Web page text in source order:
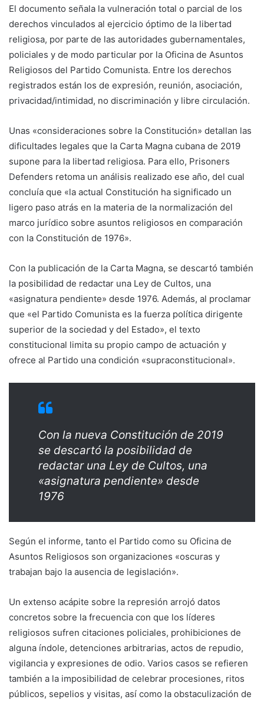
El documento señala la vulneración total o parcial de los
derechos vinculados al ejercicio óptimo de la libertad
religiosa, por parte de las autoridades gubernamentales,
policiales y de modo particular por la Oficina de Asuntos
Religiosos del Partido Comunista. Entre los derechos
registrados están los de expresión, reunión, asociación,
privacidad/intimidad, no discriminación y libre circulación.
Unas «consideraciones sobre la Constitución» detallan las
dificultades legales que la Carta Magna cubana de 2019
supone para la libertad religiosa. Para ello, Prisoners
Defenders retoma un análisis realizado ese año, del cual
concluía que «la actual Constitución ha significado un
ligero paso atrás en la materia de la normalización del
marco jurídico sobre asuntos religiosos en comparación
con la Constitución de 1976».
Con la publicación de la Carta Magna, se descartó también
la posibilidad de redactar una Ley de Cultos, una
«asignatura pendiente» desde 1976. Además, al proclamar
que «el Partido Comunista es la fuerza política dirigente
superior de la sociedad y del Estado», el texto
constitucional limita su propio campo de actuación y
ofrece al Partido una condición «supraconstitucional».
Con la nueva Constitución de 2019
se descartó la posibilidad de
redactar una Ley de Cultos, una
«asignatura pendiente» desde
1976
Según el informe, tanto el Partido como su Oficina de
Asuntos Religiosos son organizaciones «oscuras y
trabajan bajo la ausencia de legislación».
Un extenso acápite sobre la represión arrojó datos
concretos sobre la frecuencia con que los líderes
religiosos sufren citaciones policiales, prohibiciones de
alguna índole, detenciones arbitrarias, actos de repudio,
vigilancia y expresiones de odio. Varios casos se refieren
también a la imposibilidad de celebrar procesiones, ritos
públicos, sepelios y visitas, así como la obstaculización de